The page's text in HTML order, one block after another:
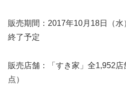
販売期間：2017年10月18日（
終了予定
販売店舗：「すき家」全1,952
点）